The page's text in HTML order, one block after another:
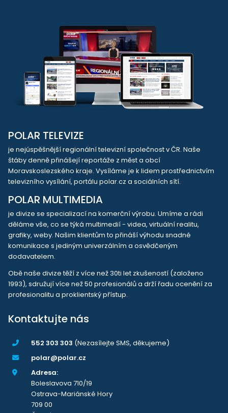
POLAR TELEVIZE
je nejúspěšnější regionální televizní společnost v ČR. Naše
štáby denně přinášejí reportáže z měst a obcí
Moravskoslezského kraje. Vysíláme je k lidem prostřednictvím
televizního vysílání, portálu polar.cz a sociálních sítí.
POLAR MULTIMEDIA
je divize se specializací na komerční výrobu. Umíme a rádi
děláme vše, co se týká multimedií - videa, virtuální realitu,
grafiky, weby. Našim klientům to přináší výhodu snadné
komunikace s jediným univerzálním a osvědčeným
dodavatelem.
Obě naše divize těží z více než 30ti let zkušeností (založeno
1993), sdružují více než 50 profesionálů a drží řadu ocenění za
profesionalitu a proklientský přístup.
Kontaktujte nás
552 303 303 (Nezasílejte SMS, děkujeme)
polar@polar.cz
Adresa:
Boleslavova 710/19
Ostrava-Mariánské Hory
709 00